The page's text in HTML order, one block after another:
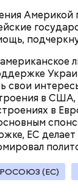
свои
в США,
в
ЕС делает
(ЕС)
пяти человек
340
по ЦБ РФ —
мире
зрения
тоже